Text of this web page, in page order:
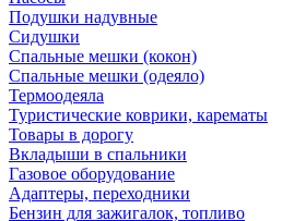
Подушки надувные
Сидушки
Спальные мешки (кокон)
Спальные мешки (одеяло)
Термоодеяла
Туристические коврики, карематы
Товары в дорогу
Вкладыши в спальники
Газовое оборудование
Адаптеры, переходники
Бензин для зажигалок, топливо